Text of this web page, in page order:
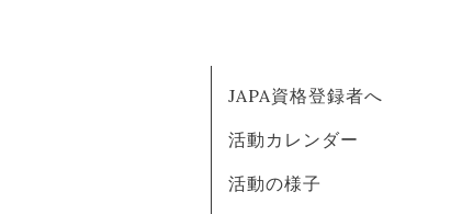
JAPA資格登録者へ
活動カレンダー
活動の様子